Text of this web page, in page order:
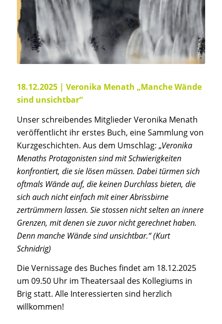
18.12.2025 | Veronika Menath „Manche Wände
sind unsichtbar“
Unser schreibendes Mitglieder Veronika Menath
veröffentlicht ihr erstes Buch, eine Sammlung von
Kurzgeschichten. Aus dem Umschlag: „Veronika
Menaths Protagonisten sind mit Schwierigkeiten
konfrontiert, die sie lösen müssen. Dabei türmen sich
oftmals Wände auf, die keinen Durchlass bieten, die
sich auch nicht einfach mit einer Abrissbirne
zertrümmern lassen. Sie stossen nicht selten an innere
Grenzen, mit denen sie zuvor nicht gerechnet haben.
Denn manche Wände sind unsichtbar.“ (Kurt
Schnidrig)
Die Vernissage des Buches findet am 18.12.2025
um 09.50 Uhr im Theatersaal des Kollegiums in
Brig statt. Alle Interessierten sind herzlich
willkommen!